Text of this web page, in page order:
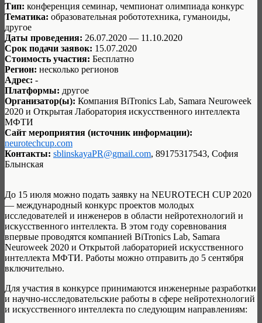
Тип: конференция семинар, чемпионат олимпиада конкурс
Тематика: образовательная робототехника, гуманоиды,
другое
Даты проведения: 26.07.2020 — 11.10.2020
Срок подачи заявок: 15.07.2020
Стоимость участия: Бесплатно
Регион: несколько регионов
Адрес: -
Платформы: другое
Организатор(ы): Компания BiTronics Lab, Samara Neuroweek
2020 и Открытая Лаборатория искусственного интеллекта
МФТИ
Сайт мероприятия (источник информации):
neurotechcup.com
Контакты: sblinskayaPR@gmail.com, 89175317543, София
Блынская
До 15 июля можно подать заявку на NEUROTECH CUP 2020
— международный конкурс проектов молодых
исследователей и инженеров в области нейротехнологий и
искусственного интеллекта. В этом году соревнования
впервые проводятся компанией BiTronics Lab, Samara
Neuroweek 2020 и Открытой лабораторией искусственного
интеллекта МФТИ. Работы можно отправить до 5 сентября
включительно.
Для участия в конкурсе принимаются инженерные разработки
и научно-исследовательские работы в сфере нейротехнологий
и искусственного интеллекта по следующим направлениям: